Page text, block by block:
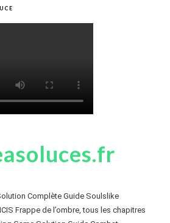
Complète Guide Soulslike
Frappe de l’ombre, tous les chapitres